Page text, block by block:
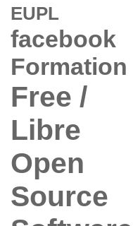
EUPL
facebook
Formation
Free /
Libre
Open
Source